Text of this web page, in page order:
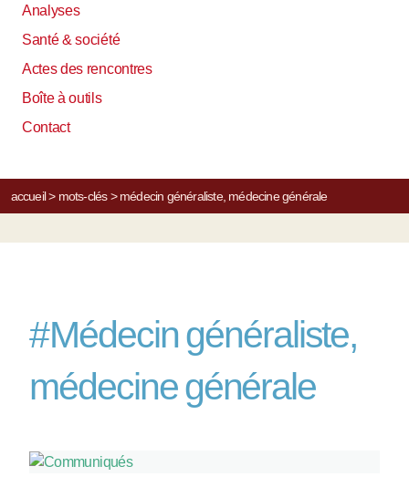
Analyses
Santé & société
Actes des rencontres
Boîte à outils
Contact
accueil> mots-clés> médecin généraliste, médecine générale
#Médecin généraliste,
médecine générale